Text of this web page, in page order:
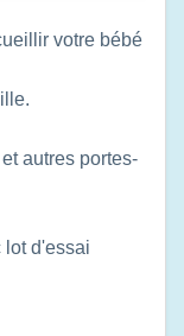
votre bébé
autres portes-
d'essai